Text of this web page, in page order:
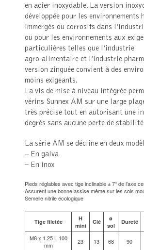
en acier inoxydable. La version
développée pour les environnements
immergés ou corrosifs dans
ou pour les environnements aux
particulières telles que l’industrie
agro-alimentaire et l’industrie
version zinguée convient à des
moins exigeants.
La vis de mise à niveau intégrée
vérins Sunnex AM sur une large
très précise tout en autorisant une
degrés sans aucune perte de
La série AM se décline en deux
– En galva
– En inox
Pieds réglables avec tige inclinable ± 7° de l’axe
Assurent une bonne assise même sur les sols
Semelle nitrile écologique
Tige filetée
H
mini
Clé
ø
sol
Dureté
M8 x 1.25 L 100
mm
23 13 68 90